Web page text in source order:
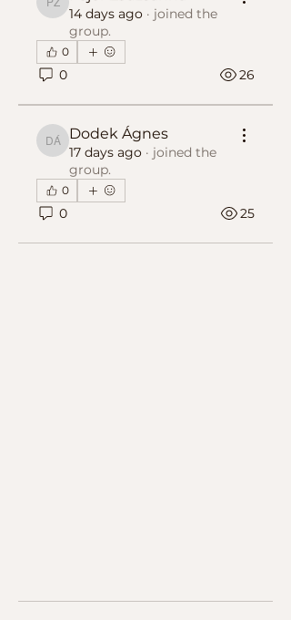
Pajor Zsuzsanna
14 days ago · joined the
group.
0
0 26
Dodek Ágnes
Dodek Ágnes
17 days ago · joined the
group.
0
0 25